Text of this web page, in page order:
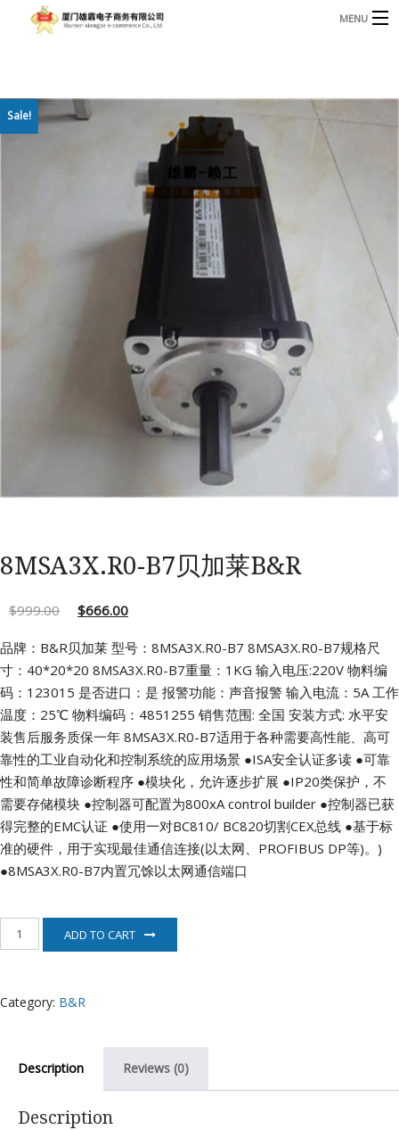
MENU
首页
Sale!
8MSA3X.R0-B7贝加莱B&R
$999.00 $666.00
品牌：B&R贝加莱 型号：8MSA3X.R0-B7 8MSA3X.R0-B7规格尺
寸：40*20*20 8MSA3X.R0-B7重量：1KG 输入电压:220V 物料编
码：123015 是否进口：是 报警功能：声音报警 输入电流：5A工作
温度：25℃ 物料编码：4851255 销售范围: 全国 安装方式: 水平安
装售后服务质保一年 8MSA3X.R0-B7适用于各种需要高性能、高可
靠性的工业自动化和控制系统的应用场景 ●ISA安全认证多读 ●可靠
性和简单故障诊断程序 ●模块化，允许逐步扩展 ●IP20类保护，不
需要存储模块 ●控制器可配置为800xA control builder ●控制器已获
得完整的EMC认证 ●使用一对BC810/ BC820切割CEX总线 ●基于标
准的硬件，用于实现最佳通信连接(以太网、PROFIBUS DP等)。)
●8MSA3X.R0-B7内置冗馀以太网通信端口
B&R
ADD TO CART
Category: B&R
Description Reviews (0)
Description